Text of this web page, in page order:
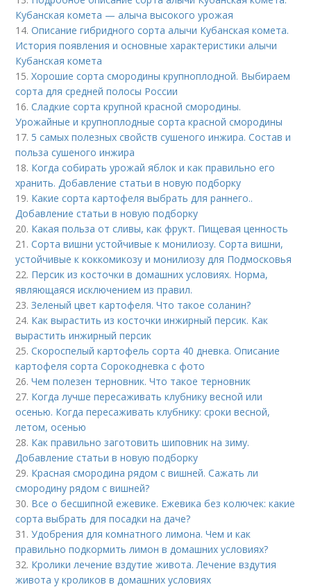
Кубанская комета — алыча высокого урожая
14.Описание гибридного сорта алычи Кубанская комета.
История появления и основные характеристики алычи
Кубанская комета
15.Хорошие сорта смородины крупноплодной. Выбираем
сорта для средней полосы России
16.Сладкие сорта крупной красной смородины.
Урожайные и крупноплодные сорта красной смородины
17. 5 самых полезных свойств сушеного инжира. Состав и
польза сушеного инжира
18. Когда собирать урожай яблок и как правильно его
хранить. Добавление статьи в новую подборку
19. Какие сорта картофеля выбрать для раннего..
Добавление статьи в новую подборку
20. Какая польза от сливы, как фрукт. Пищевая ценность
21.Сорта вишни устойчивые к монилиозу. Сорта вишни,
устойчивые к коккомикозу и монилиозу для Подмосковья
22. Персик из косточки в домашних условиях. Норма,
являющаяся исключением из правил.
23.Зеленый цвет картофеля. Что такое соланин?
24. Как вырастить из косточки инжирный персик. Как
вырастить инжирный персик
25.Скороспелый картофель сорта 40 дневка. Описание
картофеля сорта Сорокодневка с фото
26.Чем полезен терновник. Что такое терновник
27. Когда лучше пересаживать клубнику весной или
осенью. Когда пересаживать клубнику: сроки весной,
летом, осенью
28. Как правильно заготовить шиповник на зиму.
Добавление статьи в новую подборку
29. Красная смородина рядом с вишней. Сажать ли
смородину рядом с вишней?
30. Все о бесшипной ежевике. Ежевика без колючек: какие
сорта выбрать для посадки на даче?
31.Удобрения для комнатного лимона. Чем и как
правильно подкормить лимон в домашних условиях?
32. Кролики лечение вздутие живота. Лечение вздутия
живота у кроликов в домашних условиях